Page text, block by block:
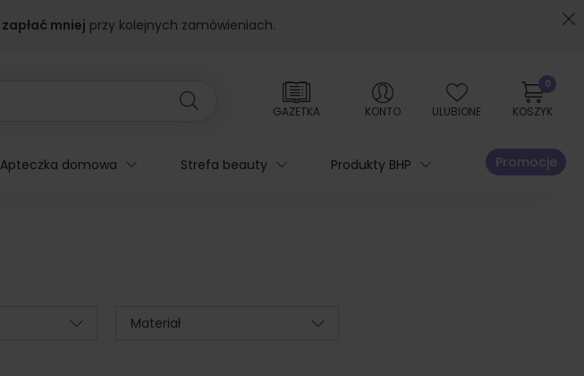
zapłać mniej przy kolejnych zamówieniach.
GAZETKA KONTO ULUBIONE KOSZYK
0
Apteczka domowa Strefa beauty Produkty BHP Promocje
Materiał